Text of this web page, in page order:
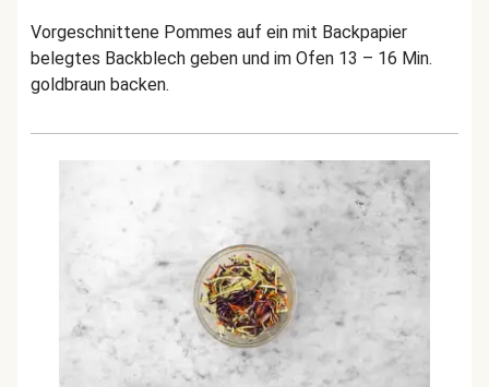
Vorgeschnittene Pommes auf ein mit Backpapier
belegtes Backblech geben und im Ofen 13 – 16 Min.
goldbraun backen.